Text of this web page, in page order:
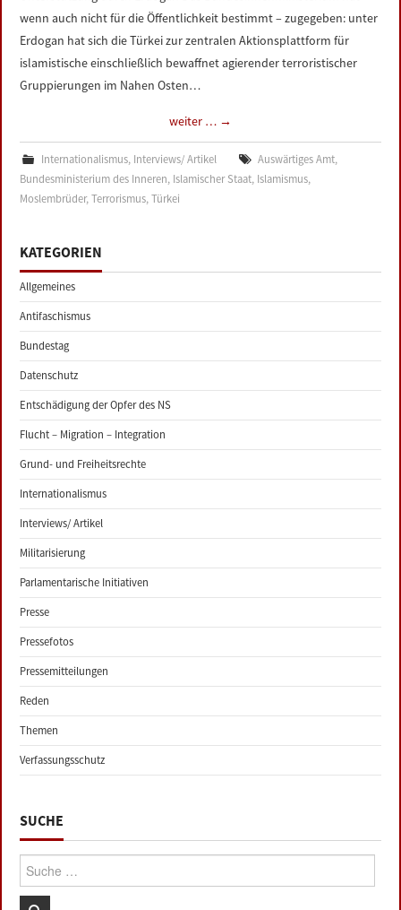
wenn auch nicht für die Öffentlichkeit bestimmt – zugegeben: unter
Erdogan hat sich die Türkei zur zentralen Aktionsplattform für
islamistische einschließlich bewaffnet agierender terroristischer
Gruppierungen im Nahen Osten…
weiter … →
Internationalismus, Interviews/ Artikel Auswärtiges Amt,
Bundesministerium des Inneren, Islamischer Staat, Islamismus,
Moslembrüder,Terrorismus,Türkei
KATEGORIEN
Allgemeines
Antifaschismus
Bundestag
Datenschutz
Entschädigung der Opfer des NS
Flucht – Migration – Integration
Grund- und Freiheitsrechte
Internationalismus
Interviews/ Artikel
Militarisierung
Parlamentarische Initiativen
Presse
Pressefotos
Pressemitteilungen
Reden
Themen
Verfassungsschutz
SUCHE
Suche: